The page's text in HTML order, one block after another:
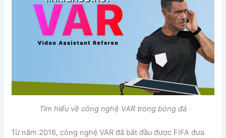
Tìm hiểu về công nghệ VAR trong bóng đá
Từ năm 2016, công nghệ VAR đã bắt đầu được FIFA đưa